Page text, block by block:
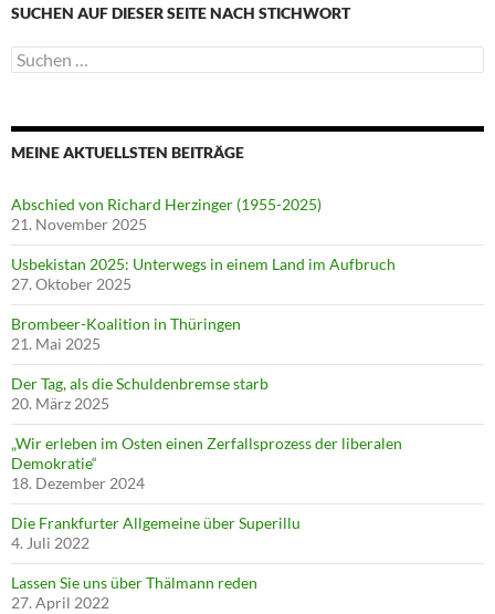
SUCHEN AUF DIESER SEITE NACH STICHWORT
Suche
nach:
MEINE AKTUELLSTEN BEITRÄGE
Abschied von Richard Herzinger (1955-2025)
21. November 2025
Usbekistan 2025: Unterwegs in einem Land im Aufbruch
27. Oktober 2025
Brombeer-Koalition in Thüringen
21. Mai 2025
Der Tag, als die Schuldenbremse starb
20. März 2025
„Wir erleben im Osten einen Zerfallsprozess der liberalen
Demokratie“
18. Dezember 2024
Die Frankfurter Allgemeine über Superillu
4. Juli 2022
Lassen Sie uns über Thälmann reden
27. April 2022